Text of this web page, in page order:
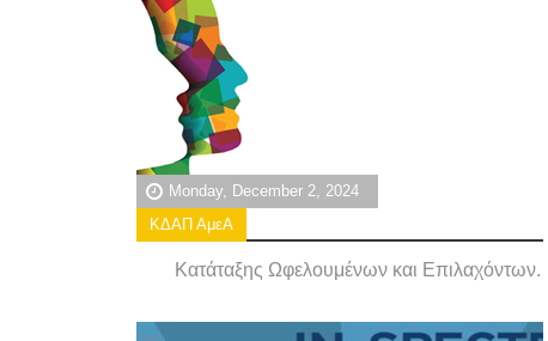
Monday, December 2, 2024
ΚΔΑΠ ΑμεΑ
Κατάταξης Ωφελουμένων και Επιλαχόντων.